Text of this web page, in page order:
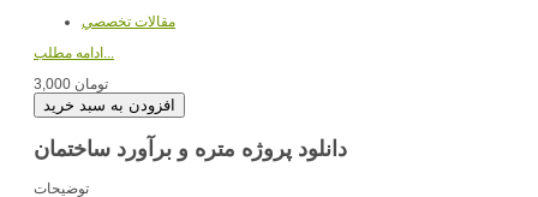
مقالات تخصصي
3,000 تومان
دانلود پروژه متره و برآورد ساختمان
توضیحات